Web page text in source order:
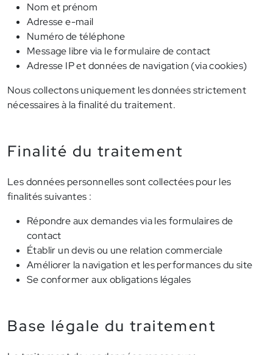
Nom et prénom
Adresse e-mail
Numéro de téléphone
Message libre via le formulaire de contact
Adresse IP et données de navigation (via cookies)
Nous collectons uniquement les données strictement
nécessaires à la finalité du traitement.
Finalité du traitement
Les données personnelles sont collectées pour les
finalités suivantes :
Répondre aux demandes via les formulaires de
contact
Établir un devis ou une relation commerciale
Améliorer la navigation et les performances du site
Se conformer aux obligations légales
Base légale du traitement